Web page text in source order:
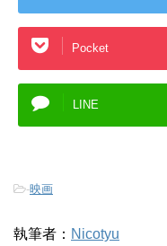
Pocket
LINE
-映画
執筆者： Nicotyu